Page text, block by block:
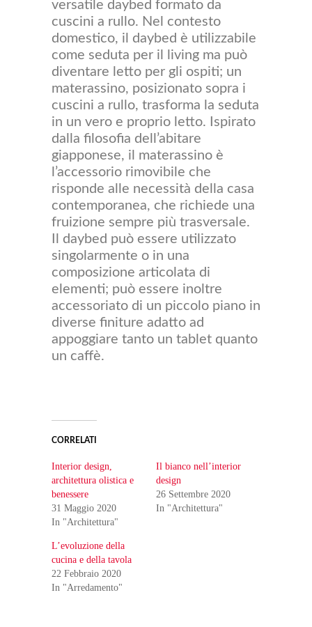
versatile daybed formato da
cuscini a rullo. Nel contesto
domestico, il daybed è utilizzabile
come seduta per il living ma può
diventare letto per gli ospiti; un
materassino, posizionato sopra i
cuscini a rullo, trasforma la seduta
in un vero e proprio letto. Ispirato
dalla filosofia dell’abitare
giapponese, il materassino è
l’accessorio rimovibile che
risponde alle necessità della casa
contemporanea, che richiede una
fruizione sempre più trasversale.
Il daybed può essere utilizzato
singolarmente o in una
composizione articolata di
elementi; può essere inoltre
accessoriato di un piccolo piano in
diverse finiture adatto ad
appoggiare tanto un tablet quanto
un caffè.
CORRELATI
Interior design,
architettura olistica e
benessere
31 Maggio 2020
In "Architettura"
Il bianco nell’interior
design
26 Settembre 2020
In "Architettura"
L’evoluzione della
cucina e della tavola
22 Febbraio 2020
In "Arredamento"